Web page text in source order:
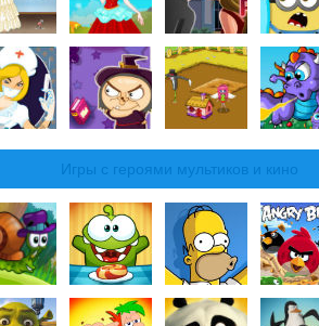
Игры с героями мультиков и кино